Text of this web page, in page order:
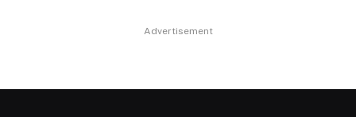
Advertisement